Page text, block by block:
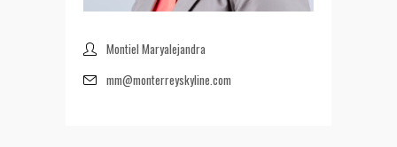
Montiel Maryalejandra
mm@monterreyskyline.com